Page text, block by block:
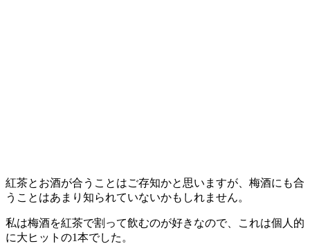
紅茶とお酒が合うことはご存知かと思いますが、梅酒にも合
うことはあまり知られていないかもしれません。
私は梅酒を紅茶で割って飲むのが好きなので、これは個人的
に大ヒットの1本でした。